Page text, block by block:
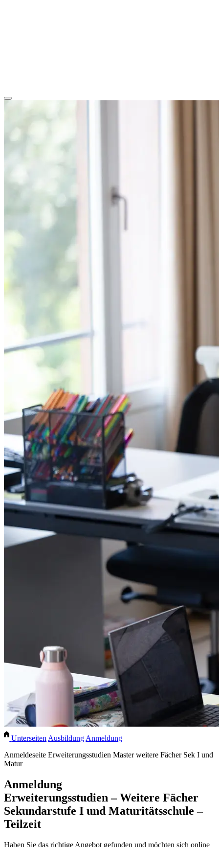
Unterseiten Ausbildung Anmeldung
Anmeldeseite Erweiterungsstudien Master weitere Fächer Sek I und
Matur
Anmeldung
Erweiterungsstudien – Weitere Fächer
Sekundarstufe I und Maturitätsschule –
Teilzeit
Haben Sie das richtige Angebot gefunden und möchten sich online